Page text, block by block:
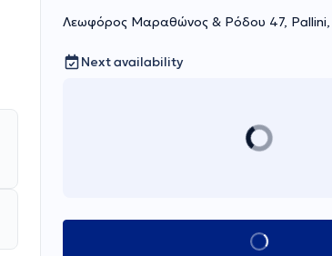
Λεωφόρος Μαραθώνος & Ρόδου 47,
Next availability
Book appointment